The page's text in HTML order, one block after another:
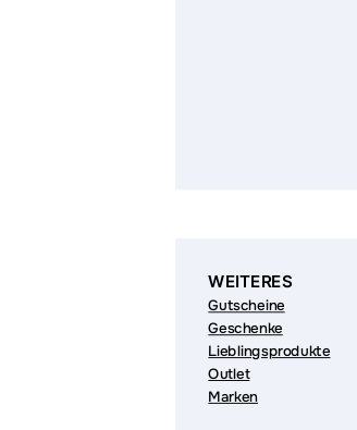
WEITERES
Gutscheine
Geschenke
Lieblingsprodukte
Outlet
Marken